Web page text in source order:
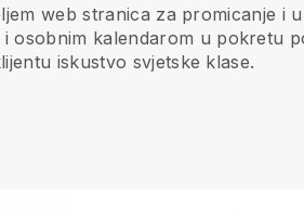
web stranica za promicanje i
osobnim kalendarom u pokretu
iskustvo svjetske klase.